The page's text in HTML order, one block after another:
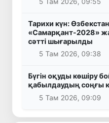
Тарихи күн:
«Самарқант-2028»
сәтті шығарылды
5 Там 2026, 09:38
Бүгін оқуды көшіру
қабылдаудың соңғы
5 Там 2026, 09:09